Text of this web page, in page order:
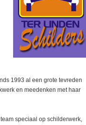
1993 al een grote tevreden
en meedenken met haar
speciaal op schilderwerk,